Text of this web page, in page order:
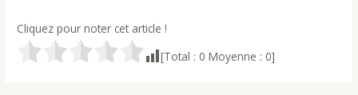
Cliquez pour noter cet article !
[Total : 0 Moyenne : 0]